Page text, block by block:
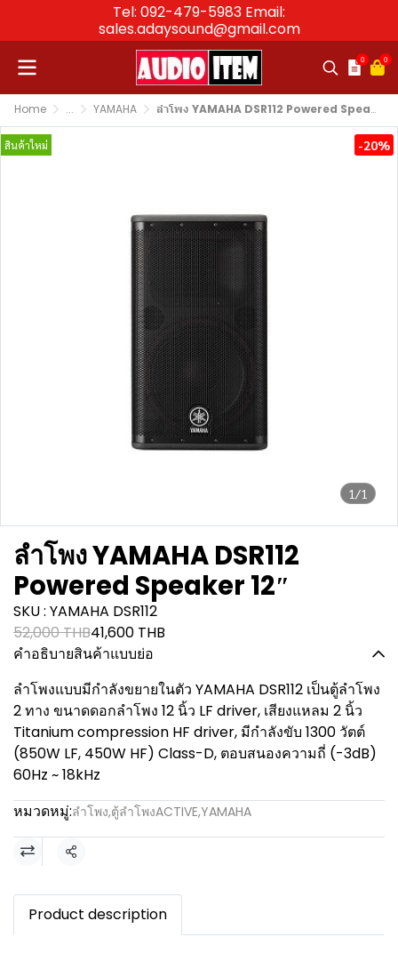
Tel: 092-479-5983 Email:
sales.adaysound@gmail.com
0 0
Home ... YAMAHA ลำโพง YAMAHA DSR112 Powered Speaker 12″
1/1
สินค้าใหม่ -20%
ลำโพง YAMAHA DSR112
Powered Speaker 12″
SKU : YAMAHA DSR112
52,000 THB41,600 THB
คำอธิบายสินค้าแบบย่อ
ลำโพงแบบมีกำลังขยายในตัว YAMAHA DSR112 เป็นตู้ลำโพง
2 ทาง ขนาดดอกลำโพง 12 นิ้ว LF driver, เสียงแหลม 2 นิ้ว
Titanium compression HF driver, มีกำลังขับ 1300 วัตต์
(850W LF, 450W HF) Class-D, ตอบสนองความถี่ (-3dB)
60Hz ~ 18kHz
หมวดหมู่:ลำโพง,ตู้ลำโพงACTIVE,YAMAHA
แชร์
Product description